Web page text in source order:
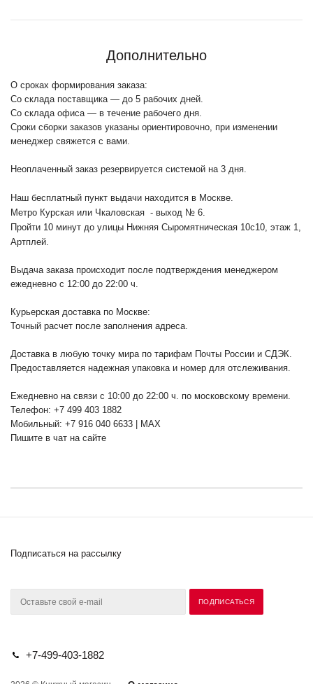
Дополнительно
О сроках формирования заказа:
Со склада поставщика — до 5 рабочих дней.
Со склада офиса — в течение рабочего дня.
Сроки сборки заказов указаны ориентировочно, при изменении
менеджер свяжется с вами.
Неоплаченный заказ резервируется системой на 3 дня.
Наш бесплатный пункт выдачи находится в Москве.
Метро Курская или Чкаловская - выход № 6.
Пройти 10 минут до улицы Нижняя Сыромятническая 10с10, этаж 1,
Артплей.
Выдача заказа происходит после подтверждения менеджером
ежедневно с 12:00 до 22:00 ч.
Курьерская доставка по Москве:
Точный расчет после заполнения адреса.
Доставка в любую точку мира по тарифам Почты России и СДЭК.
Предоставляется надежная упаковка и номер для отслеживания.
Ежедневно на связи с 10:00 до 22:00 ч. по московскому времени.
Телефон: +7 499 403 1882
Мобильный: +7 916 040 6633 | MAX
Пишите в чат на сайте
Подписаться на рассылку
+7-499-403-1882